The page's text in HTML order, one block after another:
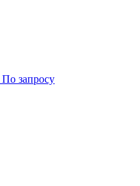
По запросу